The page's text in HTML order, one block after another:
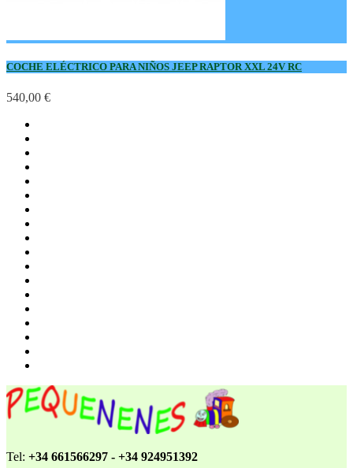
COCHE ELÉCTRICO PARA NIÑOS JEEP RAPTOR XXL 24V RC
540,00 €
Tel: +34 661566297 - +34 924951392